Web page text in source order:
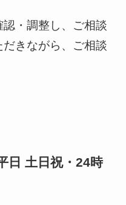
・調整し、ご相談
きながら、ご相談
日 土日祝・24時